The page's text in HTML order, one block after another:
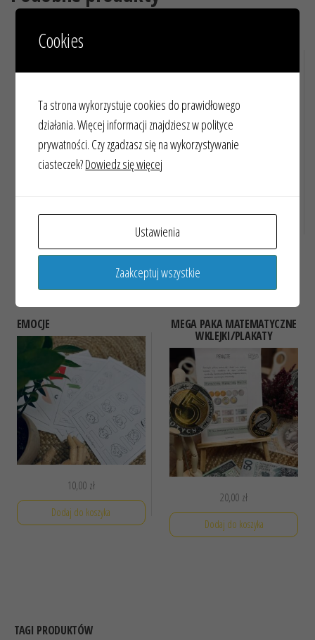
LAPBOOK O LEKTURZE
10,00zł
EMOCJE
10,00 zł
Dodaj do koszyka
MEGA PAKA MATEMATYCZNE
WKLEJKI/PLAKATY
20,00 zł
Dodaj do koszyka
TAGI PRODUKTÓW
Cookies
Ta strona wykorzystuje cookies do prawidłowego
działania. Więcej informacji znajdziesz w polityce
prywatności. Czy zgadzasz się na wykorzystywanie
ciasteczek?Dowiedz się więcej
Ustawienia
Zaakceptuj wszystkie